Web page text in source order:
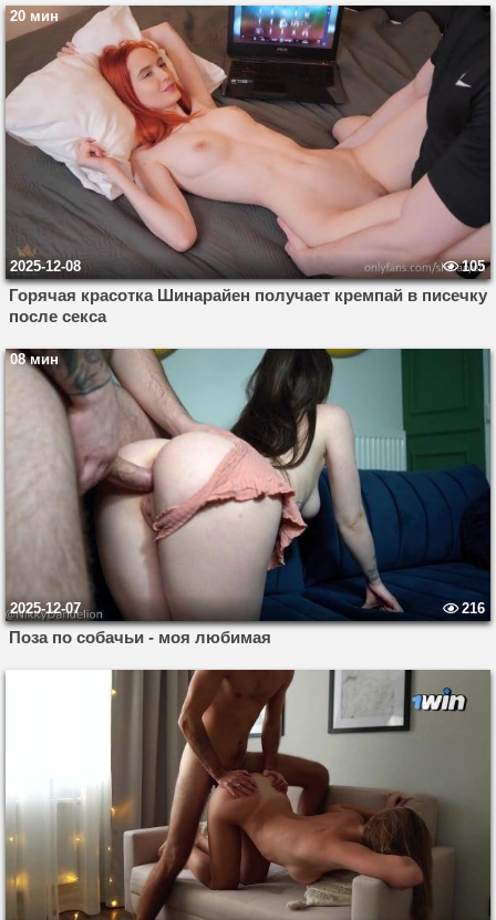
20 мин
2025-12-08 105
Горячая красотка Шинарайен получает кремпай в писечку
после секса
08 мин
2025-12-07 216
Поза по собачьи - моя любимая